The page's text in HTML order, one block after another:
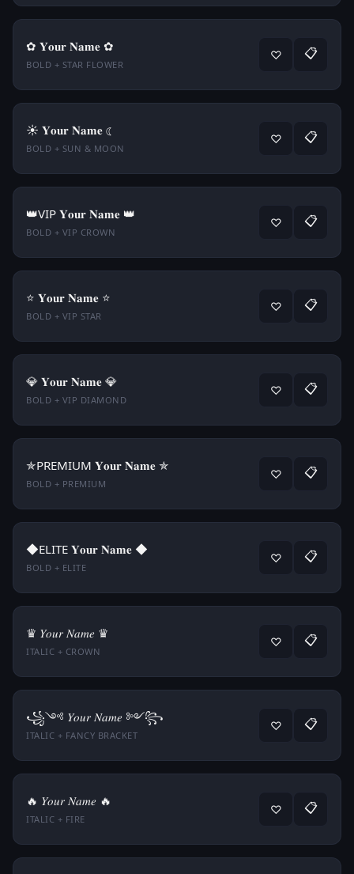
✿ 𝐘𝐨𝐮𝐫 𝐍𝐚𝐦𝐞 ✿
BOLD + STAR FLOWER
♡ 📋
☀ 𝐘𝐨𝐮𝐫 𝐍𝐚𝐦𝐞 ☾
BOLD + SUN & MOON
♡ 📋
👑VIP 𝐘𝐨𝐮𝐫 𝐍𝐚𝐦𝐞 👑
BOLD + VIP CROWN
♡ 📋
⭐ 𝐘𝐨𝐮𝐫 𝐍𝐚𝐦𝐞 ⭐
BOLD + VIP STAR
♡ 📋
💎 𝐘𝐨𝐮𝐫 𝐍𝐚𝐦𝐞 💎
BOLD + VIP DIAMOND
♡ 📋
✯PREMIUM 𝐘𝐨𝐮𝐫 𝐍𝐚𝐦𝐞 ✯
BOLD + PREMIUM
♡ 📋
◆ELITE 𝐘𝐨𝐮𝐫 𝐍𝐚𝐦𝐞 ◆
BOLD + ELITE
♡ 📋
♛ 𝑌𝑜𝑢𝑟 𝑁𝑎𝑚𝑒 ♛
ITALIC + CROWN
♡ 📋
꧁༺ 𝑌𝑜𝑢𝑟 𝑁𝑎𝑚𝑒 ༻꧂
ITALIC + FANCY BRACKET
♡ 📋
🔥 𝑌𝑜𝑢𝑟 𝑁𝑎𝑚𝑒 🔥
ITALIC + FIRE
♡ 📋